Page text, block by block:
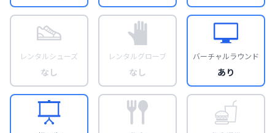
レンタルシューズ
なし
レンタルグローブ
なし
バーチャルラウンド
あり